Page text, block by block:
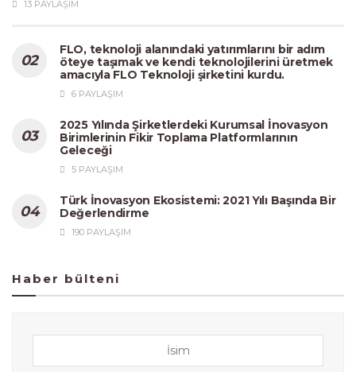
13 PAYLAŞIM
FLO, teknoloji alanındaki yatırımlarını bir adım
öteye taşımak ve kendi teknolojilerini üretmek
amacıyla FLO Teknoloji şirketini kurdu.
6 PAYLAŞIM
2025 Yılında Şirketlerdeki Kurumsal İnovasyon
Birimlerinin Fikir Toplama Platformlarının
Geleceği
5 PAYLAŞIM
Türk İnovasyon Ekosistemi: 2021 Yılı Başında Bir
Değerlendirme
190 PAYLAŞIM
Haber bülteni